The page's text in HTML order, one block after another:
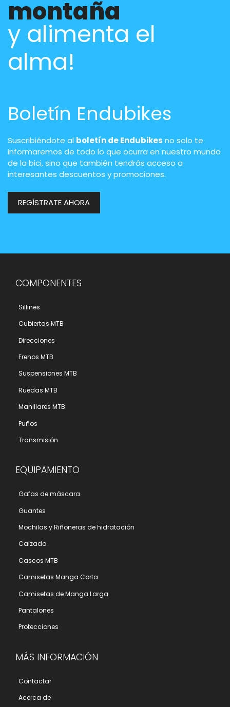
montaña
y alimenta el
alma!
Boletín Endubikes
Suscribiéndote al boletín de Endubikes no solo te
informaremos de todo lo que ocurra en nuestro mundo
de la bici, sino que también tendrás acceso a
interesantes descuentos y promociones.
REGÍSTRATE AHORA
COMPONENTES
Sillines
Cubiertas MTB
Direcciones
Frenos MTB
Suspensiones MTB
Ruedas MTB
Manillares MTB
Puños
Transmisión
EQUIPAMIENTO
Gafas de máscara
Guantes
Mochilas y Riñoneras de hidratación
Calzado
Cascos MTB
Camisetas Manga Corta
Camisetas de Manga Larga
Pantalones
Protecciones
MÁS INFORMACIÓN
Contactar
Acerca de